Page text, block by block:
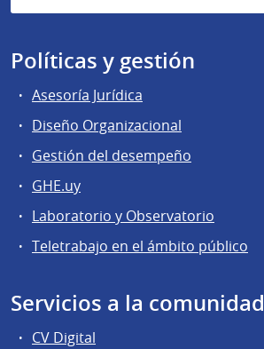
Políticas y gestión
Asesoría Jurídica
Diseño Organizacional
Gestión del desempeño
GHE.uy
Laboratorio y Observatorio
Teletrabajo en el ámbito público
Servicios a la comunidad
CV Digital